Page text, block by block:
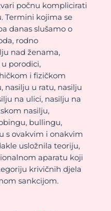
počnu komplicirati
Termini kojima se
danas slušamo o
rodno
nad ženama,
porodici,
i fizičkom
nasilju u ratu, nasilju
na ulici, nasilju na
nasilju,
bullingu,
s ovakvim i onakvim
usložnila teoriju,
aparatu koji
krivičnih djela
sankcijom.